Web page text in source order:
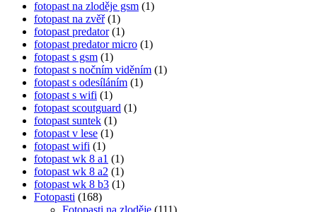
fotopast na zloděje gsm (1)
fotopast na zvěř(1)
fotopast predator(1)
fotopast predator micro (1)
fotopast s gsm (1)
fotopast s nočním viděním (1)
fotopast s odesíláním (1)
fotopast s wifi (1)
fotopast scoutguard (1)
fotopast suntek (1)
fotopast v lese (1)
fotopast wifi (1)
fotopast wk 8 a1 (1)
fotopast wk 8 a2 (1)
fotopast wk 8 b3 (1)
Fotopasti (168)
Fotopasti na zloděje (111)